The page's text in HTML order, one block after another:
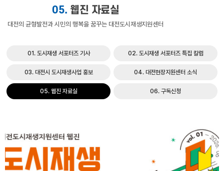
05. 웹진 자료실
대전의 균형발전과 시민의 행복을 꿈꾸는 대전도시재생지원센터
01. 도시재생 서포터즈 기사 02. 도시재생 서포터즈 특집 칼럼
03. 대전시 도시재생사업 홍보 04. 대전현장지원센터 소식
05. 웹진 자료실 06. 구독신청